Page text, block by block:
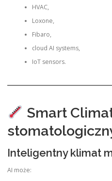
HVAC,
Loxone,
Fibaro,
cloud AI systems,
IoT sensors.
Smart
Inteligentny klimat
AI może: